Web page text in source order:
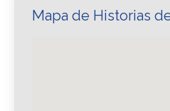
Mapa de Historias